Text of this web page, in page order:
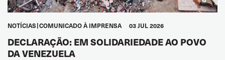
NOTÍCIAS COMUNICADO À IMPRENSA 03 JUL 2026
DECLARAÇÃO: EM SOLIDARIEDADE AO POVO
DA VENEZUELA